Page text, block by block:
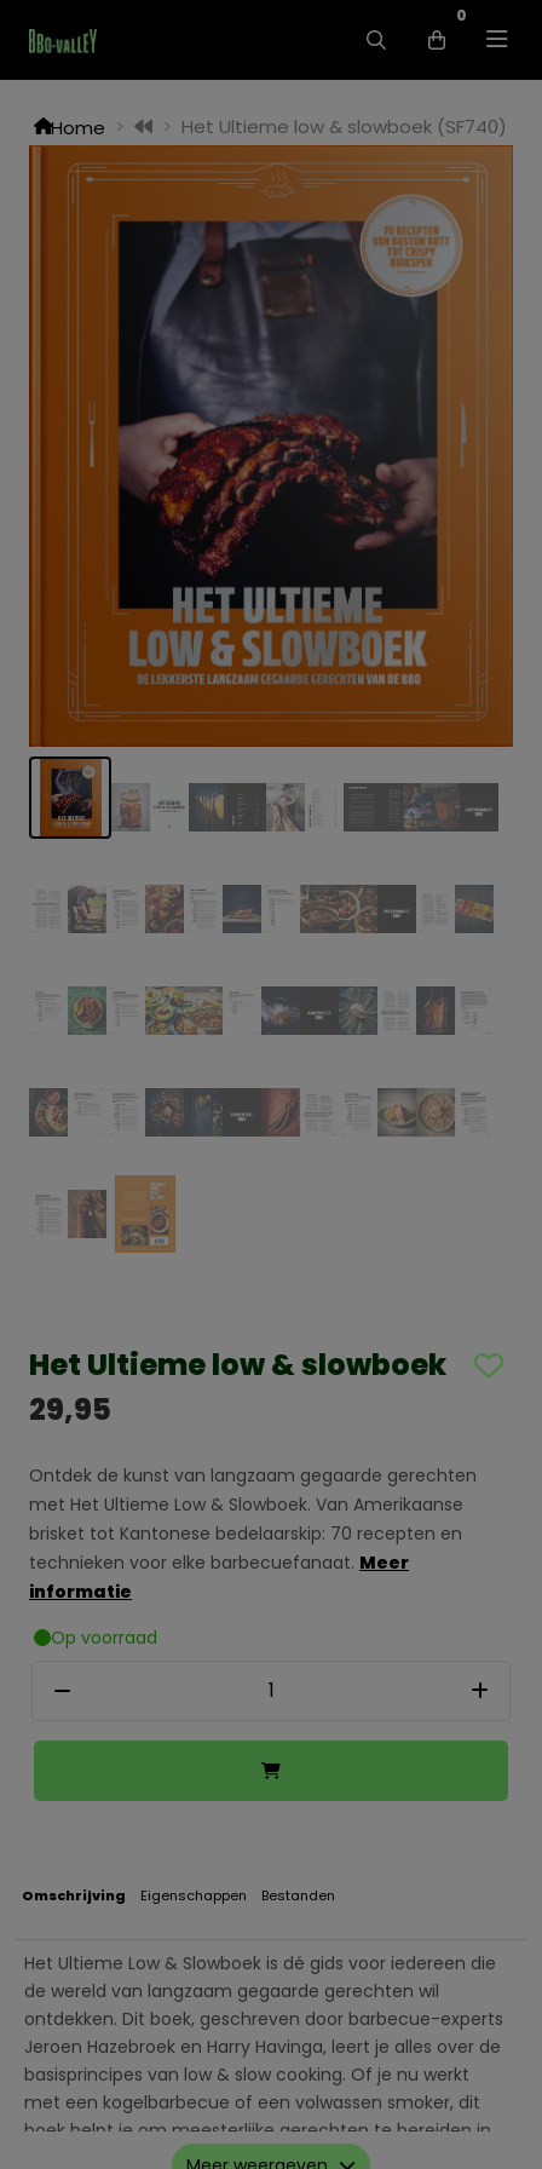
0
Home Het Ultieme low & slowboek (SF740)
Het Ultieme low & slowboek
29,95
Ontdek de kunst van langzaam gegaarde gerechten
met Het Ultieme Low & Slowboek. Van Amerikaanse
brisket tot Kantonese bedelaarskip: 70 recepten en
technieken voor elke barbecuefanaat. Meer
informatie
Op voorraad
Omschrijving Eigenschappen Bestanden
Het Ultieme Low & Slowboek is dé gids voor iedereen die
de wereld van langzaam gegaarde gerechten wil
ontdekken. Dit boek, geschreven door barbecue-experts
Jeroen Hazebroek en Harry Havinga, leert je alles over de
basisprincipes van low & slow cooking. Of je nu werkt
met een kogelbarbecue of een volwassen smoker, dit
boek helpt je om meesterlijke gerechten te bereiden in
je eigen achtertuin.